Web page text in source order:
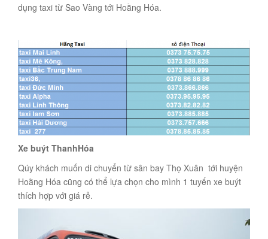
dụng taxi từ Sao Vàng tới Hoằng Hóa.
Xe buýt ThanhHóa
Qúy khách muốn di chuyển từ sân bay Thọ Xuân tới huyện
Hoằng Hóa cũng có thể lựa chọn cho mình 1 tuyến xe buýt
thích hợp với giá rẻ.